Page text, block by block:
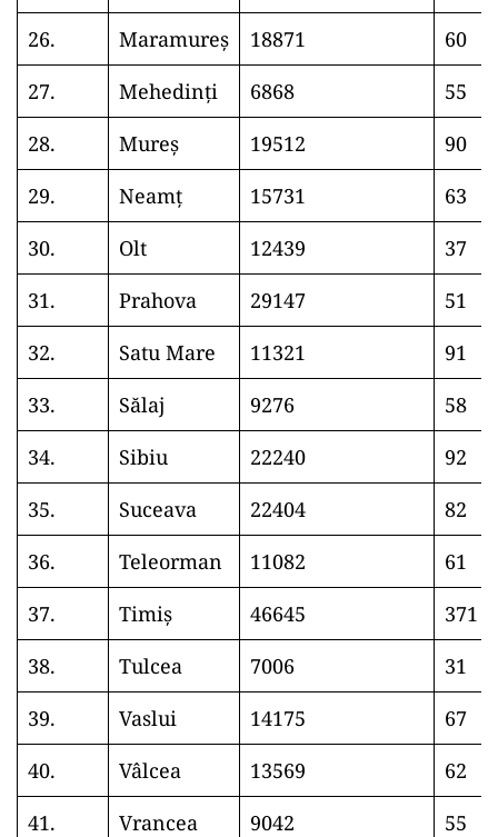
26. Maramureș 18871
60
27.
Mehedinți 6868
55
28.
Mureș 19512
90
29.
Neamț 15731
63
30.
Olt 12439
37
31.
Prahova 29147
51
32.
Satu Mare 11321
91
33.
Sălaj 9276
58
34.
Sibiu 22240
92
35.
Suceava 22404
82
36.
Teleorman 11082
61
37.
Timiș 46645
371
38.
Tulcea 7006
31
39.
Vaslui 14175
67
40.
Vâlcea 13569
62
41.
Vrancea 9042 55